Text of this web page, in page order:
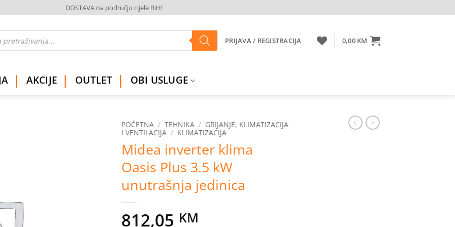
DOSTAVA na području cijele BiH!
PRIJAVA / REGISTRACIJA 0,00 KM
AKCIJE OUTLET OBI USLUGE
POČETNA / TEHNIKA / GRIJANJE, KLIMATIZACIJA
I VENTILACIJA / KLIMATIZACIJA
Midea inverter klima
Oasis Plus 3.5 kW
unutrašnja jedinica
812,05 KM